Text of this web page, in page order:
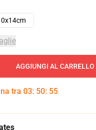
AGGIUNGI AL CARRELLO
tra 03: 50: 54